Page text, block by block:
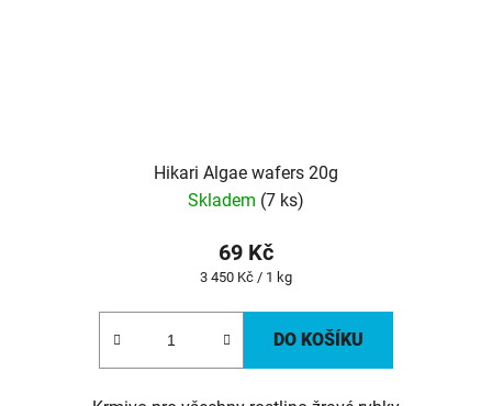
Hikari Algae wafers 20g
Skladem (7 ks)
69 Kč
Měrná
3 450 Kč / 1 kg
DO KOŠÍKU